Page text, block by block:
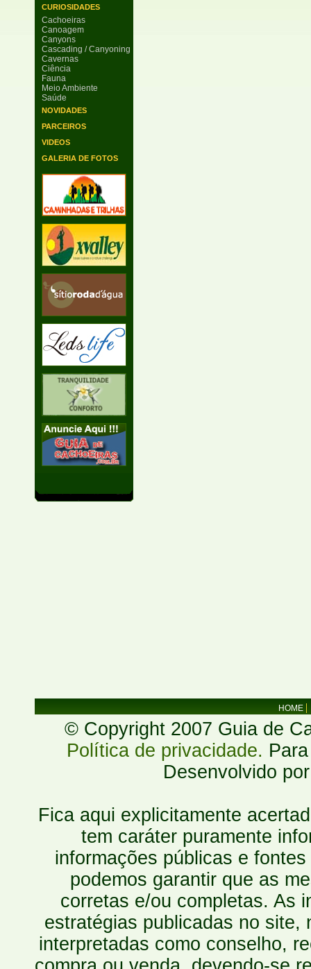
CURIOSIDADES
Cachoeiras
Canoagem
Canyons
Cascading / Canyoning
Cavernas
Ciência
Fauna
Meio Ambiente
Saúde
NOVIDADES
PARCEIROS
VIDEOS
GALERIA DE FOTOS
HOME
© Copyright 2007 Guia de
Política de privacidade.
Desenvolvido
Fica aqui explicitamente
tem caráter puramente
informações públicas e
podemos garantir que as
corretas e/ou completas. As
estratégias publicadas no site,
interpretadas como conselho,